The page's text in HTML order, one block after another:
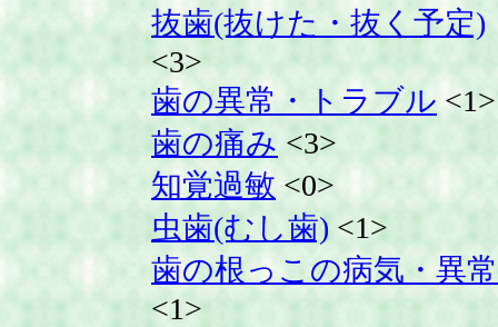
抜歯(抜けた・抜く予定)
<3>
歯の異常・トラブル <1>
歯の痛み <3>
知覚過敏 <0>
虫歯(むし歯) <1>
歯の根っこの病気・異常
<1>